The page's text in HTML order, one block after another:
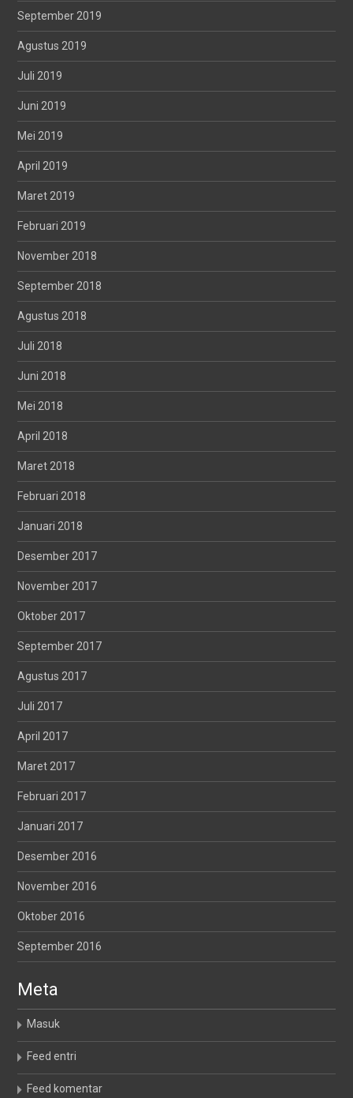
September 2019
Agustus 2019
Juli 2019
Juni 2019
Mei 2019
April 2019
Maret 2019
Februari 2019
November 2018
September 2018
Agustus 2018
Juli 2018
Juni 2018
Mei 2018
April 2018
Maret 2018
Februari 2018
Januari 2018
Desember 2017
November 2017
Oktober 2017
September 2017
Agustus 2017
Juli 2017
April 2017
Maret 2017
Februari 2017
Januari 2017
Desember 2016
November 2016
Oktober 2016
September 2016
Meta
Masuk
Feed entri
Feed komentar